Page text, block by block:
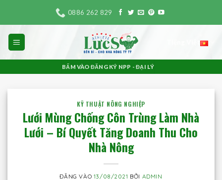
nội
dung
0886 262 829
BẤM VÀO ĐĂNG KÝ NPP - ĐẠI LÝ
KỸ THUẬT NÔNG NGHIỆP
Lưới Mùng Chống Côn Trùng Làm Nhà
Lưới – Bí Quyết Tăng Doanh Thu Cho
Nhà Nông
ĐĂNG VÀO 13/08/2021 BỞI ADMIN